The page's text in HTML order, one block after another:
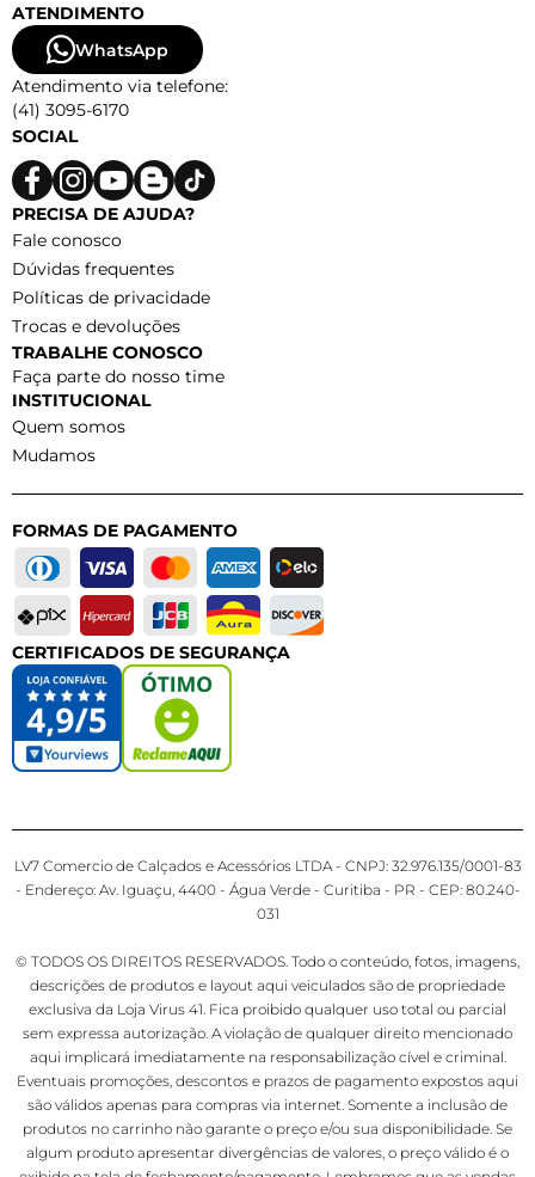
ATENDIMENTO
WhatsApp
Atendimento via telefone:
(41) 3095-6170
SOCIAL
PRECISA DE AJUDA?
Fale conosco
Dúvidas frequentes
Políticas de privacidade
Trocas e devoluções
TRABALHE CONOSCO
Faça parte do nosso time
INSTITUCIONAL
Quem somos
Mudamos
FORMAS DE PAGAMENTO
CERTIFICADOS DE SEGURANÇA
LV7 Comercio de Calçados e Acessórios LTDA - CNPJ: 32.976.135/0001-83
- Endereço: Av. Iguaçu, 4400 - Água Verde - Curitiba - PR - CEP: 80.240-
031
© TODOS OS DIREITOS RESERVADOS. Todo o conteúdo, fotos, imagens,
descrições de produtos e layout aqui veiculados são de propriedade
exclusiva da Loja Virus 41. Fica proibido qualquer uso total ou parcial
sem expressa autorização. A violação de qualquer direito mencionado
aqui implicará imediatamente na responsabilização cível e criminal.
Eventuais promoções, descontos e prazos de pagamento expostos aqui
são válidos apenas para compras via internet. Somente a inclusão de
produtos no carrinho não garante o preço e/ou sua disponibilidade. Se
algum produto apresentar divergências de valores, o preço válido é o